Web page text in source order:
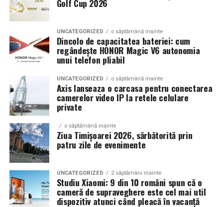
Un aspect specific evenimentelor auto din Cluj este
prezenta multor masini care nu sunt doar proiecte de
show, ci si vehicule utilizate zilnic. Proprietarii acestora
cauta solutii care sa le permita sa participe la
evenimente fara a sacrifica complet confortul sau
siguranta pe drumurile publice.
In acest context, anvelopele alese trebuie sa ofere un
echilibru intre aspect si functionalitate. Multi pasionati
opteaza pentru anvelope care arata bine la show, dar
care pot fi folosite si in conditii reale de trafic,
indiferent de vreme sau sezon.
De ce conteaza tipul de anvelopa la evenimentele din
Cluj
Clujul este un oras in care vremea poate fi imprevizibila,
iar drumurile din imprejurimi includ atat zone urbane,
Golf Cup 2026
UNCATEGORIZED o săptămână inainte
Dincolo de capacitatea bateriei: cum
regândește HONOR Magic V6 autonomia
unui telefon pliabil
UNCATEGORIZED o săptămână inainte
Axis lanseaza o carcasa pentru conectarea
camerelor video IP la retele celulare
private
o săptămână inainte
Ziua Timișoarei 2026, sărbătorită prin
patru zile de evenimente
UNCATEGORIZED 2 săptămâni inainte
Studiu Xiaomi: 9 din 10 români spun că o
cameră de supraveghere este cel mai util
dispozitiv atunci când pleacă în vacanță